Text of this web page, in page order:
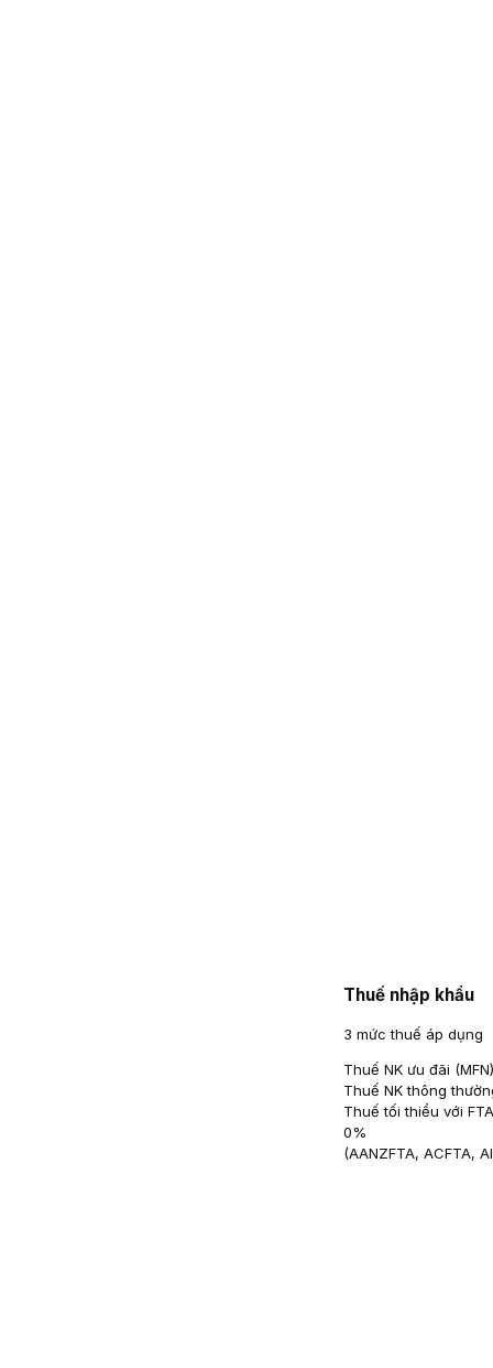
Thuế nhập khẩu
3 mức thuế áp dụng
Thuế NK ưu đãi (MFN)
Thuế NK thông
Thuế tối thiểu với
0%
(AANZFTA, ACFTA,